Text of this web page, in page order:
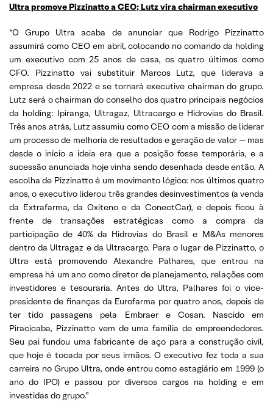
Ultra promove Pizzinatto a CEO; Lutz vira chairman executivo
“O Grupo Ultra acaba de anunciar que Rodrigo Pizzinatto
assumirá como CEO em abril, colocando no comando da holding
um executivo com 25 anos de casa, os quatro últimos como
CFO. Pizzinatto vai substituir Marcos Lutz, que liderava a
empresa desde 2022 e se tornará executive chairman do grupo.
Lutz será o chairman do conselho dos quatro principais negócios
da holding: Ipiranga, Ultragaz, Ultracargo e Hidrovias do Brasil.
Três anos atrás, Lutz assumiu como CEO com a missão de liderar
um processo de melhoria de resultados e geração de valor — mas
desde o início a ideia era que a posição fosse temporária, e a
sucessão anunciada hoje vinha sendo desenhada desde então. A
escolha de Pizzinatto é um movimento lógico: nos últimos quatro
anos, o executivo liderou três grandes desinvestimentos (a venda
da Extrafarma, da Oxiteno e da ConectCar), e depois ficou à
frente de transações estratégicas como a compra da
participação de 40% da Hidrovias do Brasil e M&As menores
dentro da Ultragaz e da Ultracargo. Para o lugar de Pizzinatto, o
Ultra está promovendo Alexandre Palhares, que entrou na
empresa há um ano como diretor de planejamento, relações com
investidores e tesouraria. Antes do Ultra, Palhares foi o vice-
presidente de finanças da Eurofarma por quatro anos, depois de
ter tido passagens pela Embraer e Cosan. Nascido em
Piracicaba, Pizzinatto vem de uma família de empreendedores.
Seu pai fundou uma fabricante de aço para a construção civil,
que hoje é tocada por seus irmãos. O executivo fez toda a sua
carreira no Grupo Ultra, onde entrou como estagiário em 1999 (o
ano do IPO) e passou por diversos cargos na holding e em
investidas do grupo.”